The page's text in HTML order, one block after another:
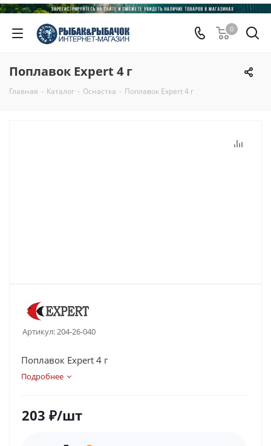
0
Поплавок Expert 4 г
Главная - Каталог - Оснастка - Поплавок Expert 4 г
Артикул:204-26-040
Поплавок Expert 4 г
Подробнее
203 ₽/шт